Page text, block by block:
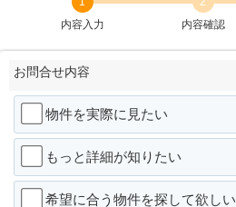
内容入力
内容確認
お問合せ内容
物件を実際に見たい
もっと詳細が知りたい
希望に合う物件を探して欲しい